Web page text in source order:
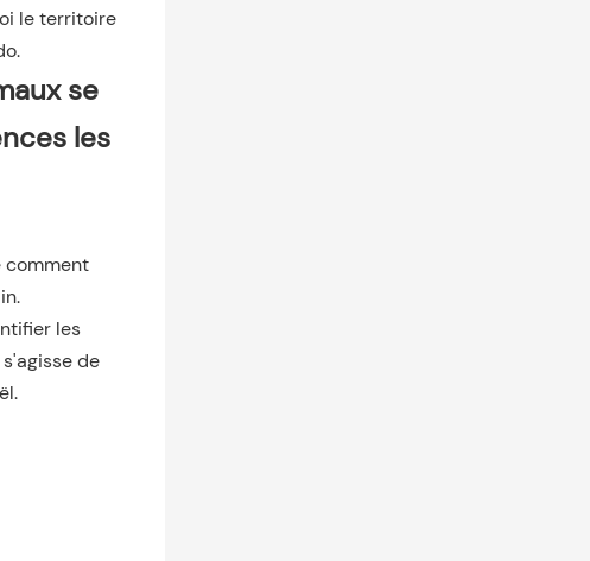
le territoire
se
les
comment
les
de